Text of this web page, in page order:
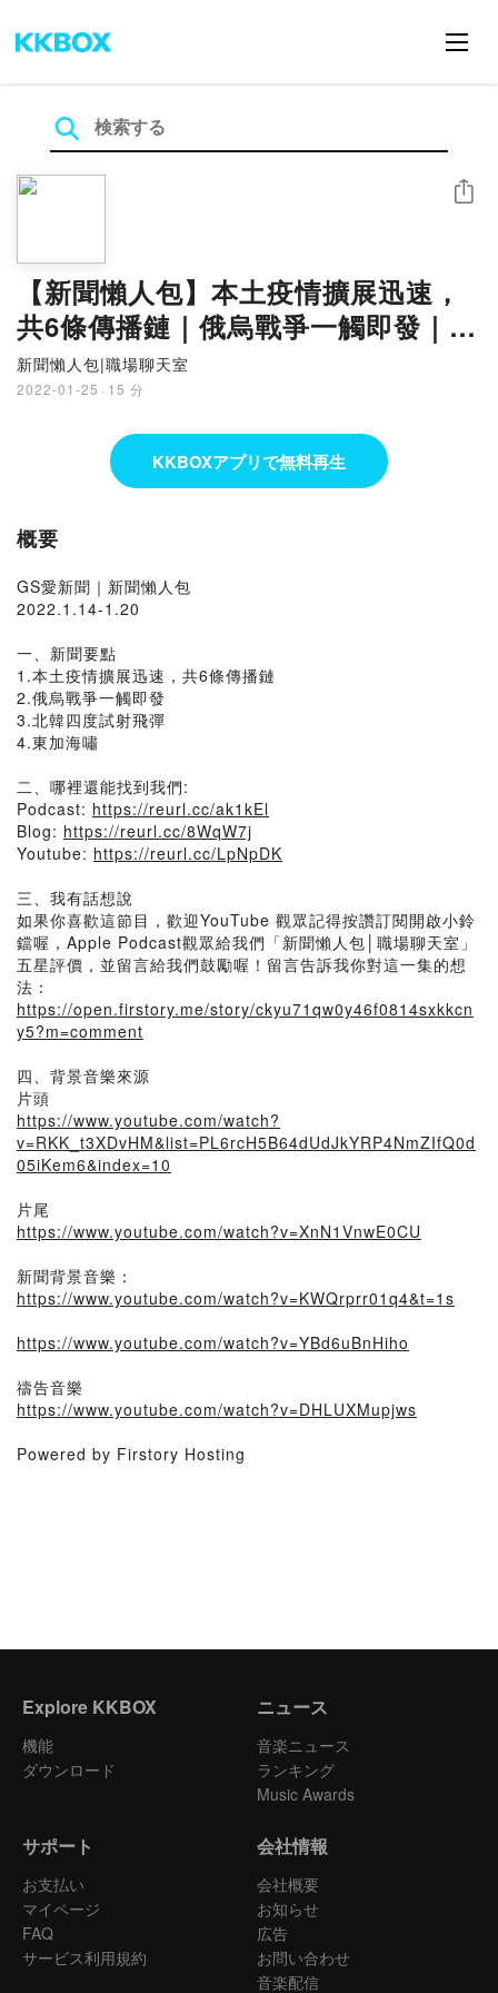
【新聞懶人包】本土疫情擴展迅速，
共6條傳播鏈｜俄烏戰爭一觸即發｜北
韓四度試射飛彈｜東加海嘯｜GS愛新
聞
新聞懶人包|職場聊天室
2022-01-25 · 15 分
シェア
KKBOXアプリで無料再生
概要
GS愛新聞｜新聞懶人包
2022.1.14-1.20
一、新聞要點
1.本土疫情擴展迅速，共6條傳播鏈
2.俄烏戰爭一觸即發
3.北韓四度試射飛彈
4.東加海嘯
二、哪裡還能找到我們:
Podcast: https://reurl.cc/ak1kEl
Blog: https://reurl.cc/8WqW7j
Youtube: https://reurl.cc/LpNpDK
三、我有話想說
如果你喜歡這節目，歡迎YouTube 觀眾記得按讚訂閱開啟小鈴
鐺喔，Apple Podcast觀眾給我們「新聞懶人包│職場聊天室」
五星評價，並留言給我們鼓勵喔！留言告訴我你對這一集的想
法：
https://open.firstory.me/story/ckyu71qw0y46f0814sxkkcn
y5?m=comment
四、背景音樂來源
片頭
https://www.youtube.com/watch?
v=RKK_t3XDvHM&list=PL6rcH5B64dUdJkYRP4NmZIfQ0d
05iKem6&index=10
片尾
https://www.youtube.com/watch?v=XnN1VnwE0CU
新聞背景音樂：
https://www.youtube.com/watch?v=KWQrprr01q4&t=1s
https://www.youtube.com/watch?v=YBd6uBnHiho
禱告音樂
https://www.youtube.com/watch?v=DHLUXMupjws
Powered by Firstory Hosting
Explore KKBOX
機能
ダウンロード
ニュース
音楽ニュース
ランキング
Music Awards
サポート
お支払い
マイページ
FAQ
サービス利用規約
会社情報
会社概要
お知らせ
広告
お問い合わせ
音楽配信